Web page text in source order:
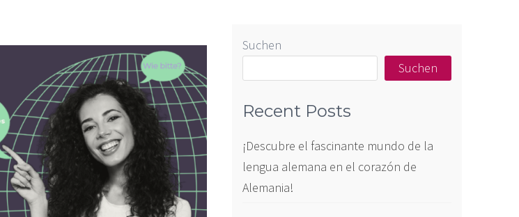
Suchen
Suchen
Recent Posts
¡Descubre el fascinante mundo de la
lengua alemana en el corazón de
Alemania!